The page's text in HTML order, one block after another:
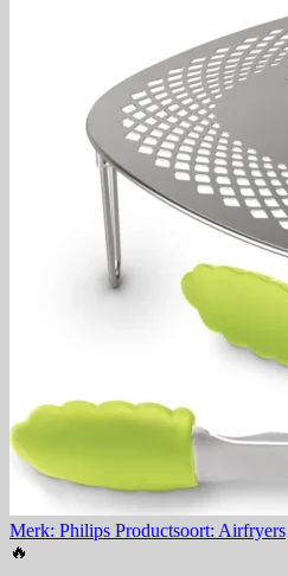
Merk: Philips Productsoort: Airfryers
🔥